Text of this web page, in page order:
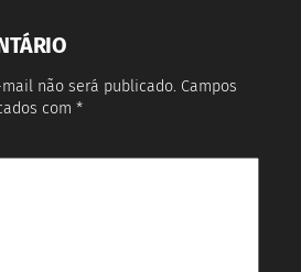
não será publicado. Campos
com *